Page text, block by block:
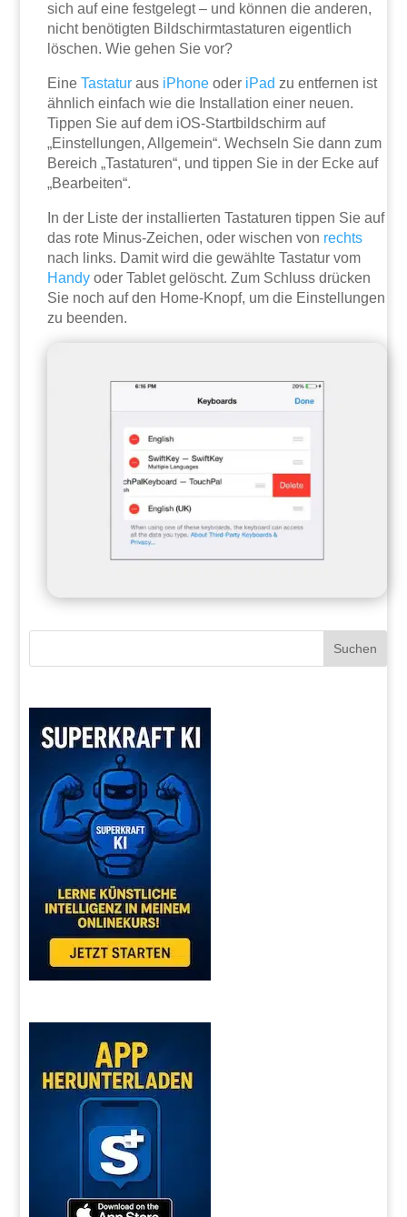
sich auf eine festgelegt – und können die anderen,
nicht benötigten Bildschirmtastaturen eigentlich
löschen. Wie gehen Sie vor?
EineTastatur aus iPhone oder iPad zu entfernen ist
ähnlich einfach wie die Installation einer neuen.
Tippen Sie auf dem iOS-Startbildschirm auf
„Einstellungen, Allgemein“. Wechseln Sie dann zum
Bereich „Tastaturen“, und tippen Sie in der Ecke auf
„Bearbeiten“.
In der Liste der installierten Tastaturen tippen Sie auf
das rote Minus-Zeichen, oder wischen von rechts
nach links. Damit wird die gewählte Tastatur vom
Handy oder Tablet gelöscht. Zum Schluss drücken
Sie noch auf den Home-Knopf, um die Einstellungen
zu beenden.